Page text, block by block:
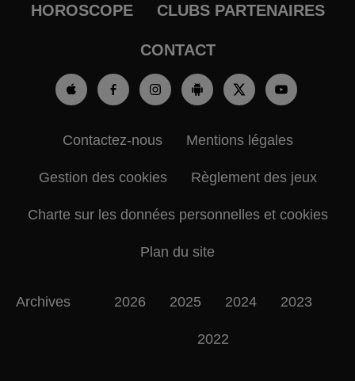
HOROSCOPE CLUBS PARTENAIRES
CONTACT
Contactez-nous Mentions légales
Gestion des cookies Règlement des jeux
Charte sur les données personnelles et cookies
Plan du site
Archives 2026 2025 2024 2023
2022